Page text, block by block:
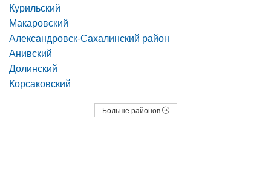
Курильский
Макаровский
Александровск-Сахалинский район
Анивский
Долинский
Корсаковский
Больше районов